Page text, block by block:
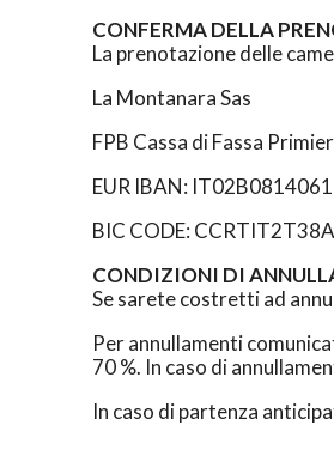
CONFERMA DELLA
La prenotazione delle
La Montanara Sas
FPB Cassa di Fassa
EUR IBAN:
BIC CODE: CCRTIT2T38A
CONDIZIONI DI
Se sarete costretti ad
Per annullamenti
70 %. In caso di
In caso di partenza